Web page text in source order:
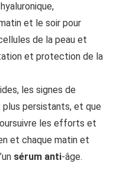
et le soir pour
de la peau et
et protection de la
les signes de
persistants, et que
les efforts et
et chaque matin et
sérum anti-âge.